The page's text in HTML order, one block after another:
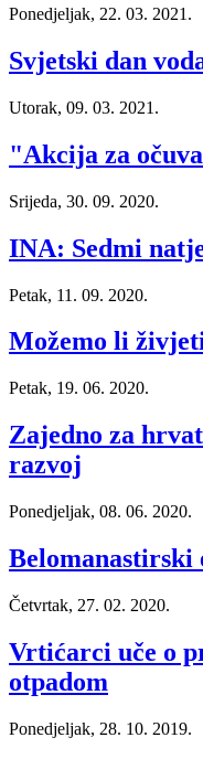
Ponedjeljak, 22. 03. 2021.
Svjetski dan
Utorak, 09. 03. 2021.
"Akcija za
Srijeda, 30. 09. 2020.
INA: Sedmi
Petak, 11. 09. 2020.
Možemo li
Petak, 19. 06. 2020.
Zajedno za
razvoj
Ponedjeljak, 08. 06. 2020.
Četvrtak, 27. 02. 2020.
Vrtićarci uče o
otpadom
Ponedjeljak, 28. 10. 2019.